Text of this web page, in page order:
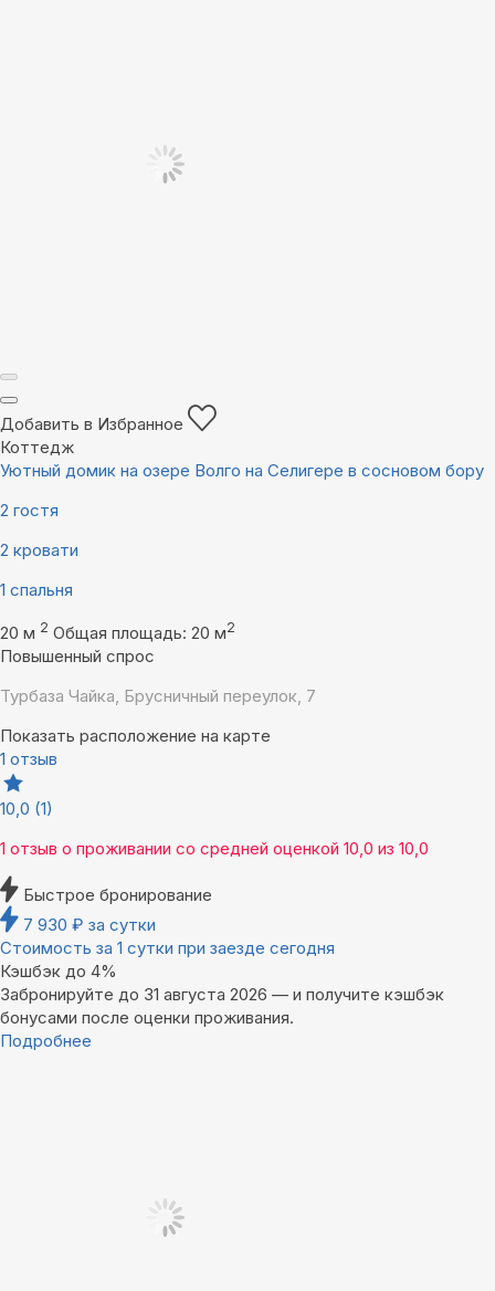
Добавить в Избранное
Коттедж
Уютный домик на озере Волго на Селигере в сосновом бору
2 гостя
2 кровати
1 спальня
20 м 2 Общая площадь: 20 м2
Повышенный спрос
Турбаза Чайка, Брусничный переулок, 7
Показать расположение на карте
1 отзыв
10,0 (1)
1 отзыв о проживании со средней оценкой 10,0 из 10,0
Быстрое бронирование
7 930 ₽ за сутки
Стоимость за 1 сутки при заезде сегодня
Кэшбэк до 4%
Забронируйте до 31 августа 2026 — и получите кэшбэк
бонусами после оценки проживания.
Подробнее